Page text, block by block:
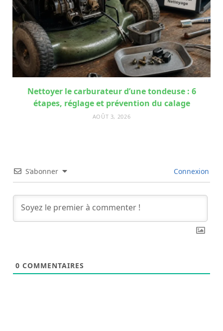
Nettoyer le carburateur d’une tondeuse : 6
étapes, réglage et prévention du calage
AOÛT 3, 2026
S’abonner Connexion
0 COMMENTAIRES